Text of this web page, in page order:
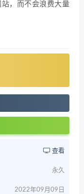
，而不会浪费大量
查看
永久
2022年09月09日